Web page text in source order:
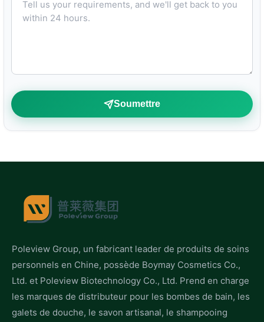
Soumettre
Poleview Group, un fabricant leader de produits de soins
personnels en Chine, possède Boymay Cosmetics Co.,
Ltd. et Poleview Biotechnology Co., Ltd. Prend en charge
les marques de distributeur pour les bombes de bain, les
galets de douche, le savon artisanal, le shampooing